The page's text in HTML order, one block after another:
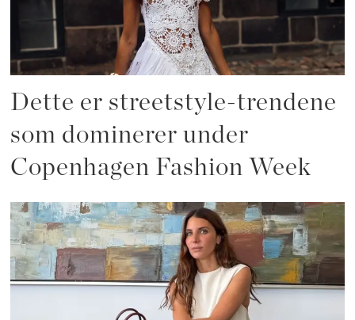
Dette er streetstyle-trendene
som dominerer under
Copenhagen Fashion Week